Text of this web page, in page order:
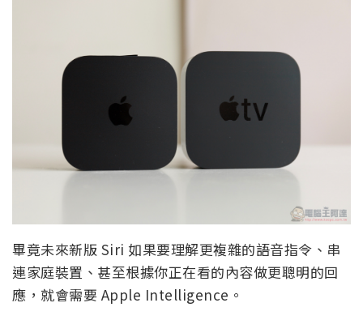
畢竟未來新版 Siri 如果要理解更複雜的語音指令、串
連家庭裝置、甚至根據你正在看的內容做更聰明的回
應，就會需要 Apple Intelligence。